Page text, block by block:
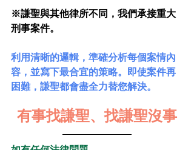
※謙聖與其他律所不同，我們承接重大
刑事案件。
利用清晰的邏輯，準確分析每個案情內
容，並寫下最合宜的策略。即使案件再
困難，謙聖都會盡全力替您解決。
有事找謙聖、找謙聖沒事